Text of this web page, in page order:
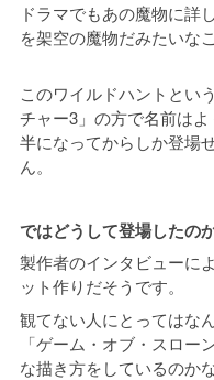
ドラマでもあの魔物に詳
を架空の魔物だみたいな
このワイルドハントとい
チャー3」の方で名前は
半になってからしか登場
ん。
ではどうして登場したの
製作者のインタビューに
ット作りだそうです。
観てない人にとってはな
「ゲーム・オブ・スロ
な描き方をしているのか